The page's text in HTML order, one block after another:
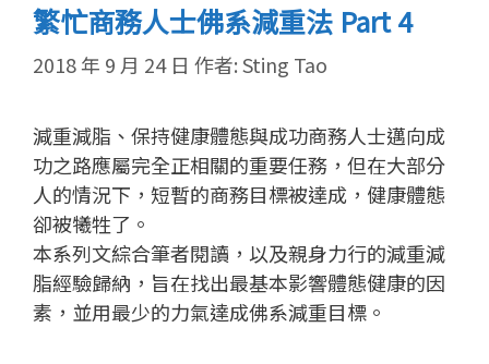
繁忙商務人士佛系減重法 Part 4
2018 年 9 月 24 日 作者:Sting Tao
減重減脂、保持健康體態與成功商務人士邁向成
功之路應屬完全正相關的重要任務，但在大部分
人的情況下，短暫的商務目標被達成，健康體態
卻被犧牲了。
本系列文綜合筆者閱讀，以及親身力行的減重減
脂經驗歸納，旨在找出最基本影響體態健康的因
素，並用最少的力氣達成佛系減重目標。